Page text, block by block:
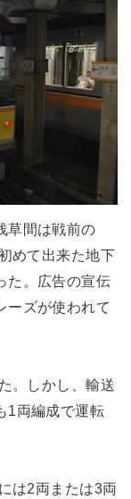
草間は戦前の
めて出来た地下
た。広告の宣伝
ーズが使われて
。しかし、輸送
1両編成で運転
は2両または3両